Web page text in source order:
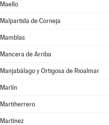
Maello
Malpartida de Corneja
Mamblas
Mancera de Arriba
Manjabálago y Ortigosa de Rioalmar
Marlín
Martiherrero
Martínez